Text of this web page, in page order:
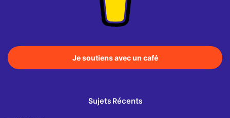
Je soutiens avec un café
Sujets Récents